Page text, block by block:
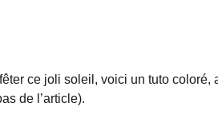
ce joli soleil, voici un tuto coloré,
de l’article).